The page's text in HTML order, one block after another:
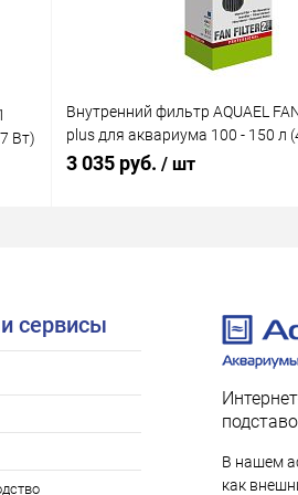
Вт)
Внутренний фильтр AQUAEL
plus для аквариума 100 - 150 л
Вт)
3 035 руб. / шт
сервисы
В нашем
как